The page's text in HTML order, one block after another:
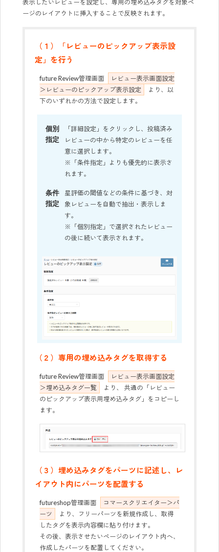
表示したいレビューを設定し、専用の埋め込みタグを対象ペ
ージのレイアウトに挿入することで反映されます。
（１）「レビューのピックアップ表示設
定」を行う
future Review管理画面
レビュー表示画面設定
＞レビューのピックアップ表示設定
より、以
下のいずれかの方法で設定します。
個別
指定
「詳細設定」をクリックし、投稿済み
レビューの中から特定のレビューを任
意に選択します。
※「条件指定」よりも優先的に表示さ
れます。
条件
指定
星評価の閾値などの条件に基づき、対
象レビューを自動で抽出・表示しま
す。
※「個別指定」で選択されたレビュー
の後に続いて表示されます。
（２）専用の埋め込みタグを取得する
future Review管理画面
レビュー表示画面設定
＞埋め込みタグ一覧
より、 共通の「レビュー
のピックアップ表示用埋め込みタグ」をコピーし
ます。
（３）埋め込みタグをパーツに記述し、レ
イアウト内にパーツを配置する
futureshop管理画面
コマースクリエイター＞パ
ーツ
より、フリーパーツを新規作成し、取得
したタグを表示内容欄に貼り付けます。
その後、表示させたいページのレイアウト内へ、
作成したパーツを配置してください。